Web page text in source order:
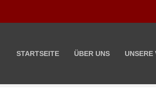
STARTSEITE ÜBER UNS UNSERE